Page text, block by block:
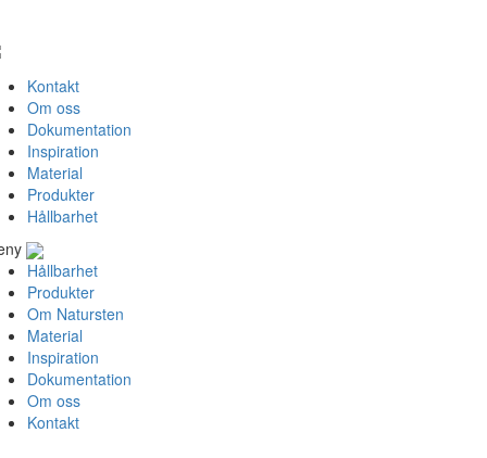
Kontakt
Om oss
Dokumentation
Inspiration
Material
Produkter
Hållbarhet
Hållbarhet
Produkter
Om Natursten
Material
Inspiration
Dokumentation
Om oss
Kontakt